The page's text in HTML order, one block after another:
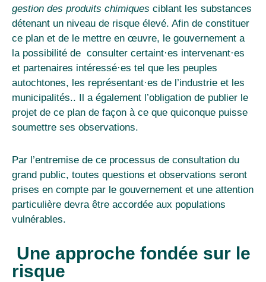
gestion des produits chimiques ciblant les substances
détenant un niveau de risque élevé. Afin de constituer
ce plan et de le mettre en œuvre, le gouvernement a
la possibilité de consulter certaint·es intervenant·es
et partenaires intéressé·es tel que les peuples
autochtones, les représentant·es de l’industrie et les
municipalités.. Il a également l’obligation de publier le
projet de ce plan de façon à ce que quiconque puisse
soumettre ses observations.
Par l’entremise de ce processus de consultation du
grand public, toutes questions et observations seront
prises en compte par le gouvernement et une attention
particulière devra être accordée aux populations
vulnérables.
Une approche fondée sur le
risque